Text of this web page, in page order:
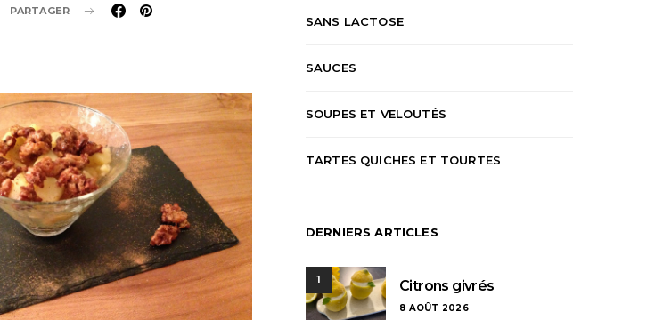
PARTAGER
SANS LACTOSE
SAUCES
SOUPES ET VELOUTÉS
TARTES QUICHES ET TOURTES
DERNIERS ARTICLES
1 Citrons givrés
8 AOÛT 2026